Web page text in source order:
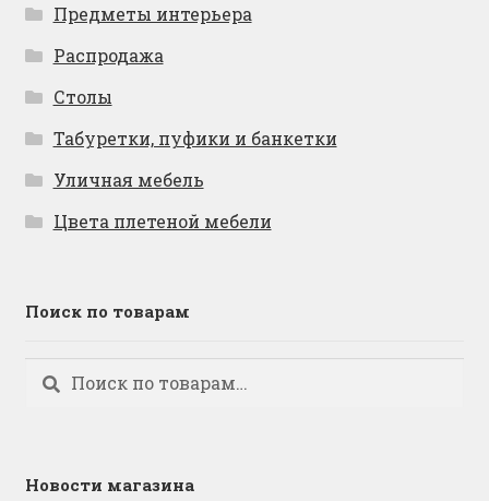
Предметы интерьера
Распродажа
Столы
Табуретки, пуфики и банкетки
Уличная мебель
Цвета плетеной мебели
Поиск по товарам
Искать:
Поиск
Новости магазина